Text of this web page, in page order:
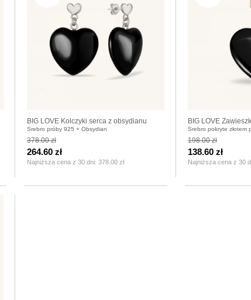
BIG LOVE Kolczyki serca z obsydianu
Srebro próby 925 + Obsydian
378.00 zł
Najniższa cena z 30 dni: 378.00 zł
264.60 zł
BIG LOVE
karabińczykiem
Srebro pokryte złotem
198.00 zł
Najniższa cena z 30
138.60 zł